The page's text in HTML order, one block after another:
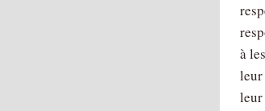
à
leur